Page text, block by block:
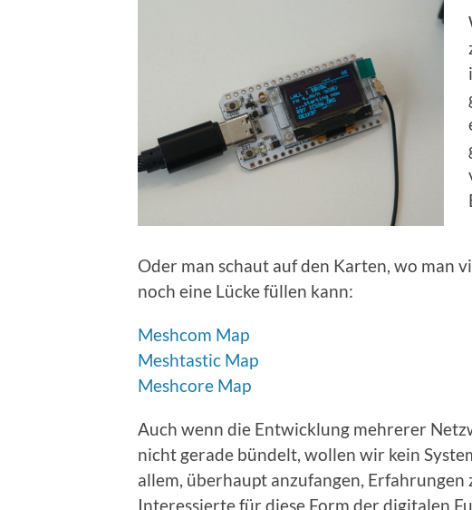
Oder man schaut auf den Karten, wo man
noch eine Lücke füllen kann:
Meshcom Map
Meshtastic Map
Meshcore Map
Auch wenn die Entwicklung mehrerer
nicht gerade bündelt, wollen wir kein
allem, überhaupt anzufangen,
Interessierte für diese Form der digitalen